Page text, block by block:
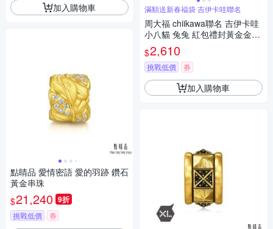
加入購物車
點睛品 愛情密語 愛的羽跡 鑽石
黃金串珠
$21,240 9折
挑戰低價 券
滿額送新春福袋 吉伊卡哇聯名
周大福 chiikawa聯名 吉伊卡哇
小八貓 兔兔 紅包禮封黃金金章
(多款可選)
$2,610
挑戰低價 券
加入購物車